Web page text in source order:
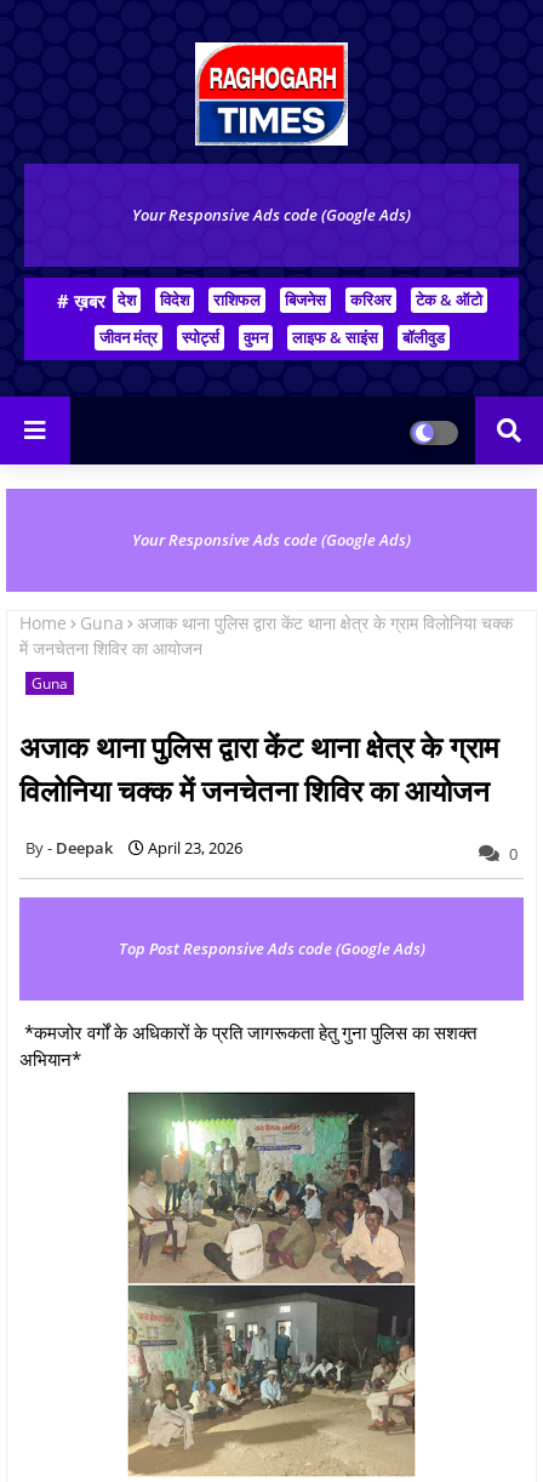
Your Responsive Ads code (Google Ads)
# ख़बर देश विदेश राशिफल बिजनेस करिअर
टेक & ऑटो
जीवन मंत्र
स्पोर्ट्स वुमन लाइफ & साइंस बॉलीवुड
Your Responsive Ads code (Google Ads)
Home Guna
अजाक थाना पुलिस द्वारा केंट थाना क्षेत्र के ग्राम विलोनिया चक्क
में जनचेतना शिविर का आयोजन
Guna
अजाक थाना पुलिस द्वारा केंट थाना क्षेत्र के ग्राम
विलोनिया चक्क में जनचेतना शिविर का आयोजन
Deepak April 23, 2026 0
Top Post Responsive Ads code (Google Ads)
*कमजोर वर्गों के अधिकारों के प्रति जागरूकता हेतु गुना पुलिस का सशक्त
अभियान*